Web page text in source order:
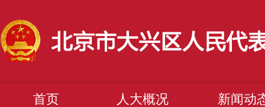
首页 人大概况 新闻动